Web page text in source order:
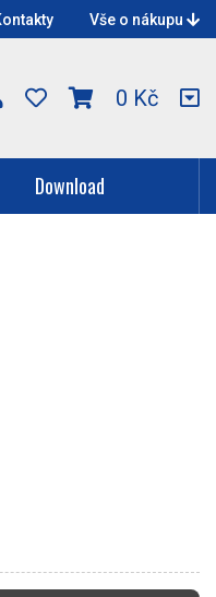
Vše o nákupu
0 Kč
Download